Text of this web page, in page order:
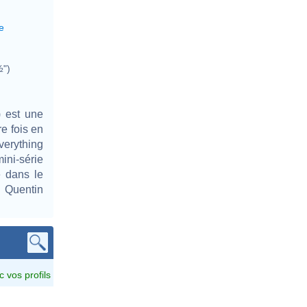
est une
fois en
série
dans le
vos profils